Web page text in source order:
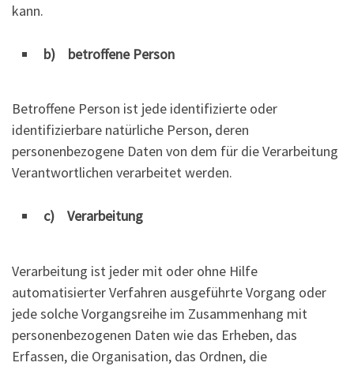
kann.
b) betroffene Person
Betroffene Person ist jede identifizierte oder
identifizierbare natürliche Person, deren
personenbezogene Daten von dem für die Verarbeitung
Verantwortlichen verarbeitet werden.
c) Verarbeitung
Verarbeitung ist jeder mit oder ohne Hilfe
automatisierter Verfahren ausgeführte Vorgang oder
jede solche Vorgangsreihe im Zusammenhang mit
personenbezogenen Daten wie das Erheben, das
Erfassen, die Organisation, das Ordnen, die